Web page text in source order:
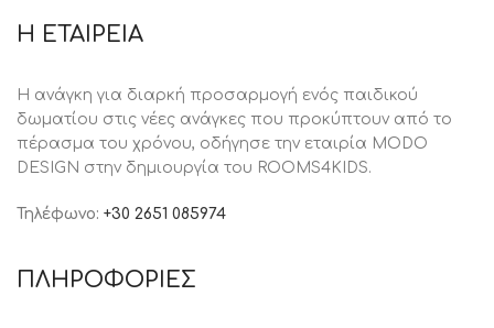
Η ΕΤΑΙΡΕΙΑ
Η ανάγκη για διαρκή προσαρμογή ενός παιδικού
δωματίου στις νέες ανάγκες που προκύπτουν από το
πέρασμα του χρόνου, oδήγησε την εταιρία MODO
DESIGN στην δημιουργία του ROOMS4KIDS.
Τηλέφωνο: +30 2651 085974
ΠΛΗΡΟΦΟΡΙΕΣ